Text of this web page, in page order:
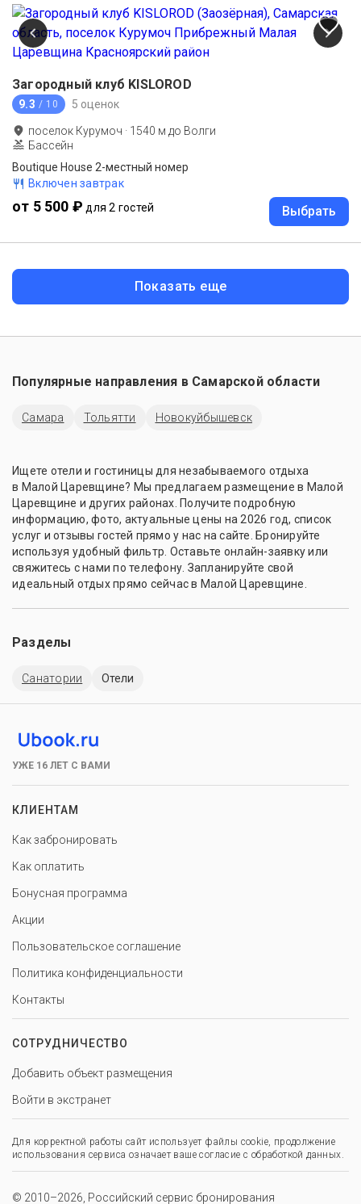
Загородный клуб KISLOROD
9.3 / 10 5 оценок
поселок Курумоч · 1540 м до Волги
Бассейн
Boutique House 2-местный номер
Включен завтрак
от 5 500 ₽ для 2 гостей Выбрать
Показать еще
Популярные направления в Самарской области
Самара Тольятти Новокуйбышевск
Ищете отели и гостиницы для незабываемого отдыха
в Малой Царевщине? Мы предлагаем размещение в Малой
Царевщине и других районах. Получите подробную
информацию, фото, актуальные цены на 2026 год, список
услуг и отзывы гостей прямо у нас на сайте. Бронируйте
используя удобный фильтр. Оставьте онлайн-заявку или
свяжитесь с нами по телефону. Запланируйте свой
идеальный отдых прямо сейчас в Малой Царевщине.
Разделы
Санатории Отели
УЖЕ 16 ЛЕТ С ВАМИ
КЛИЕНТАМ
Как забронировать
Как оплатить
Бонусная программа
Акции
Пользовательское соглашение
Политика конфиденциальности
Контакты
СОТРУДНИЧЕСТВО
Добавить объект размещения
Войти в экстранет
Для корректной работы сайт использует файлы cookie, продолжение
использования сервиса означает ваше согласие с обработкой данных.
© 2010–2026, Российский сервис бронирования